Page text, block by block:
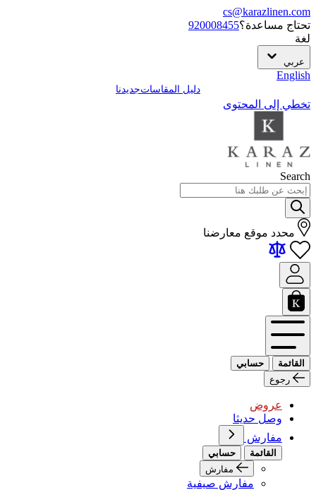
cs@karazlinen.com
تحتاج مساعدة؟920008455
لغة
عربي
English
دليل المقاساتجديدنا
تخطي إلى المحتوى
Search
محدد موقع معارضنا
القائمة
حسابي
رجوع
عروض
وصل حديثا
مفارش
القائمة
حسابي
مفارش
مفارش صيفية